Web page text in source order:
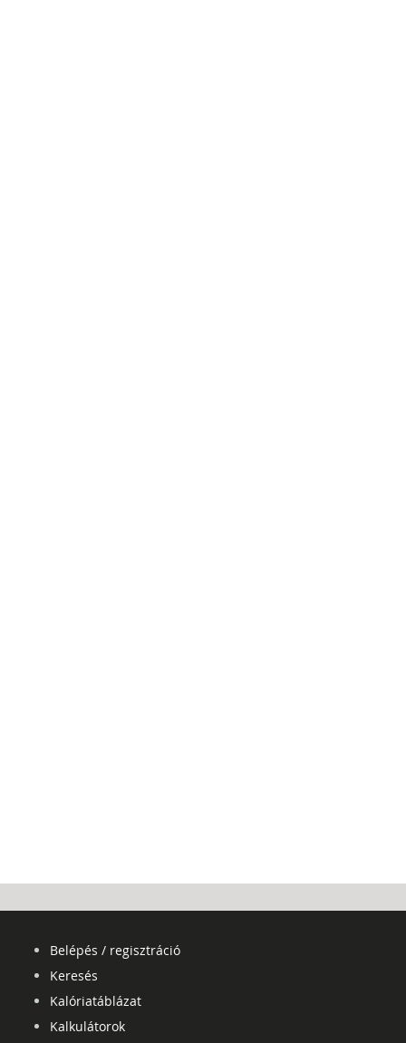
Belépés / regisztráció
Keresés
Kalóriatáblázat
Kalkulátorok